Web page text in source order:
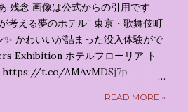
残念 画像は公式からの引用です
考える夢のホテル” 東京・歌舞伎町
✨️ かわいいが詰まった没入体験がで
Exhibition ホテルフローリア ト
https://t.co/AMAvMDSj7p
— オリコンニュース
テルフローリア トーキョー
READ MORE »